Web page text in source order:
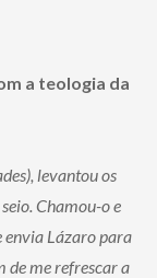
a teologia da
levantou os
Chamou-o e
envia Lázaro para
de me refrescar a